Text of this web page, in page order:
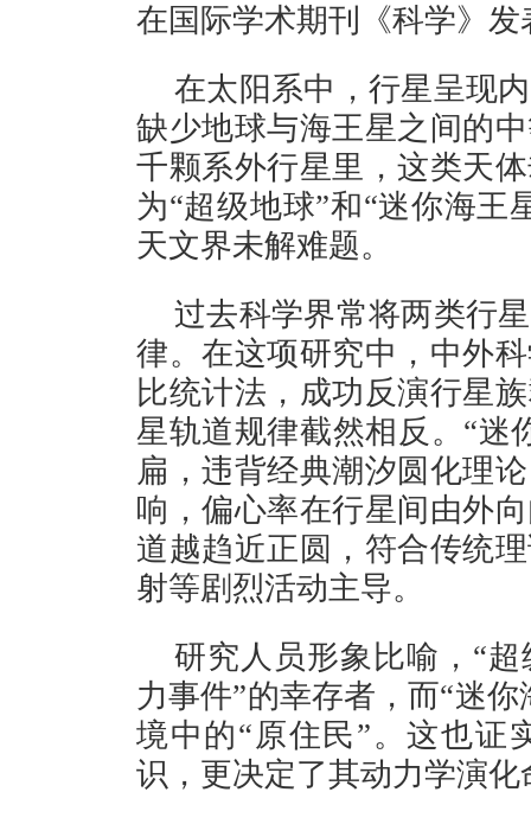
在国际学术期刊《科学》发
在太阳系中，行星呈现
缺少地球与海王星之间的
千颗系外行星里，这类天
为“超级地球”和“迷你海王
天文界未解难题。
过去科学界常将两类行
律。在这项研究中，中外
比统计法，成功反演行星
星轨道规律截然相反。“迷
扁，违背经典潮汐圆化理
响，偏心率在行星间由外
道越趋近正圆，符合传统
射等剧烈活动主导。
研究人员形象比喻，“
力事件”的幸存者，而“迷
境中的“原住民”。这也证
识，更决定了其动力学演化